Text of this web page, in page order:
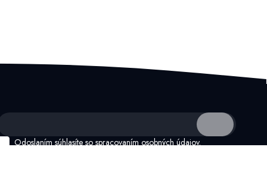
Odoslaním súhlasíte so spracovaním osobných údajov.